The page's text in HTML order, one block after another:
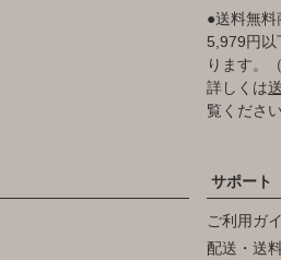
●送料無料
5,979円以
ります。
詳しくは
覧ください
サポート
ご利用ガ
配送・送